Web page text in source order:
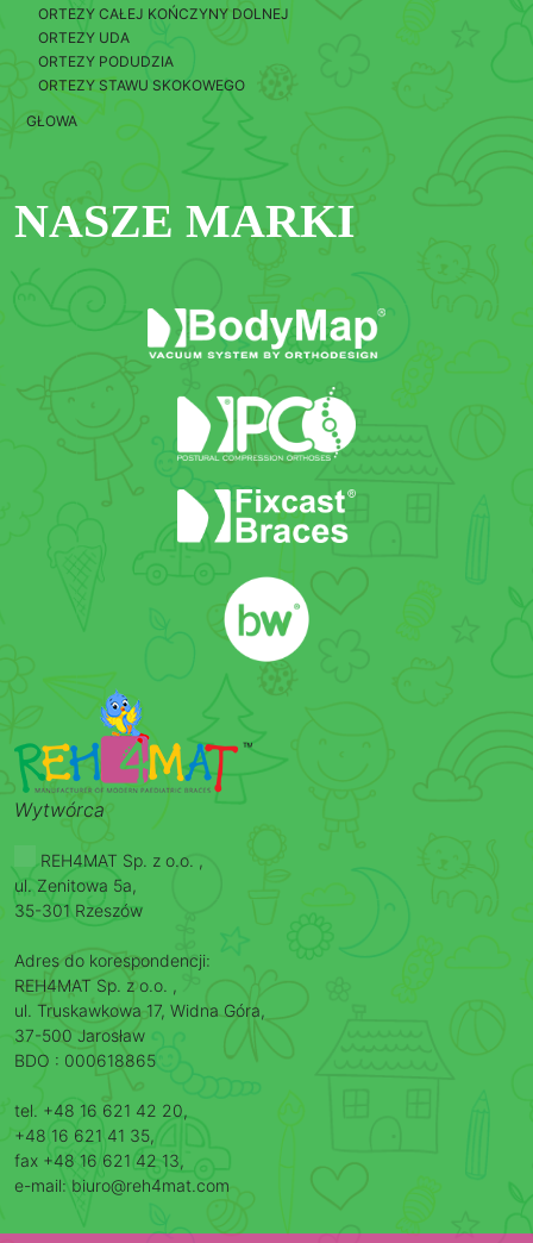
ORTEZY CAŁEJ KOŃCZYNY DOLNEJ
ORTEZY UDA
ORTEZY PODUDZIA
ORTEZY STAWU SKOKOWEGO
GŁOWA
NASZE MARKI
Wytwórca
REH4MAT Sp. z o.o. ,
ul. Zenitowa 5a,
35-301 Rzeszów
Adres do korespondencji:
REH4MAT Sp. z o.o. ,
ul. Truskawkowa 17, Widna Góra,
37-500 Jarosław
BDO : 000618865
tel. +48 16 621 42 20,
+48 16 621 41 35,
fax +48 16 621 42 13,
e-mail: biuro@reh4mat.com